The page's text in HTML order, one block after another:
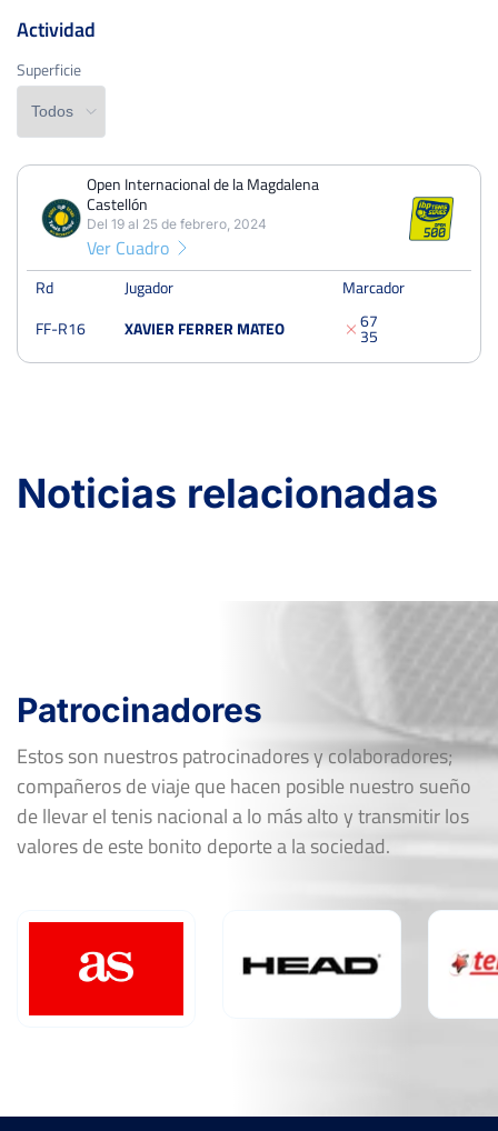
Superficie
PERDIDOSPARTIDOSGANADOS
1
PERDIDOS SETS
2
PERDIDOS JUEGOS GANADOS
13 21 8
Del 19 al 25 de febrero, 2024
Dieciseisavos
Actividad
Superficie
Open Internacional de la Magdalena
Castellón
Del 19 al 25 de febrero, 2024
Ver Cuadro
Rd Jugador
Marcador
FF-R16
XAVIER FERRER MATEO 6
3
7
5
Noticias relacionadas
Patrocinadores
Estos son nuestros patrocinadores y colaboradores;
compañeros de viaje que hacen posible nuestro sueño
de llevar el tenis nacional a lo más alto y transmitir los
valores de este bonito deporte a la sociedad.